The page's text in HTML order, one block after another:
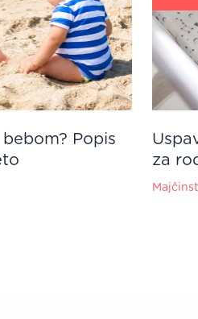
Popis
za